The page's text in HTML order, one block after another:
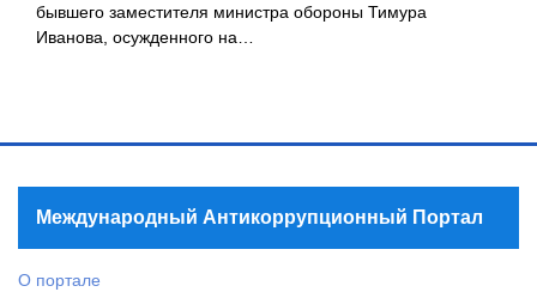
бывшего заместителя министра обороны Тимура
Иванова, осужденного на…
Международный Антикоррупционный Портал
О портале